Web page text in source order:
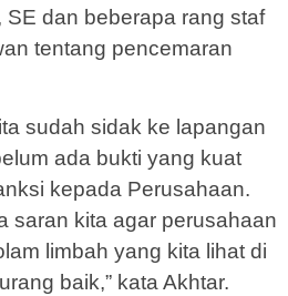
SE dan beberapa rang staf
tentang pencemaran
sudah sidak ke lapangan
ada bukti yang kuat
kepada Perusahaan.
saran kita agar perusahaan
limbah yang kita lihat di
baik,” kata Akhtar.